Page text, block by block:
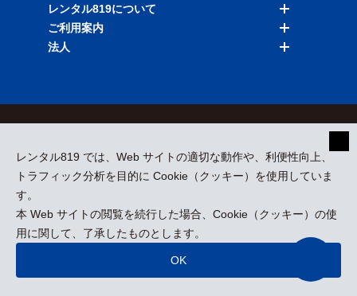
レンタル819 では、Web サイトの適切な動作や、利便性向上、
トラフィック分析を目的に Cookie（クッキー）を使用していま
す。
本 Web サイトの閲覧を続行した場合、Cookie（クッキー）の使
用に関して、了承したものとします。
OK
バイクを探す
店舗を探す
レンタル819について
料金表
ご利用案内
法人
採用情報
プレスリリース
kizuki Rental Service © All Rights Reserved.